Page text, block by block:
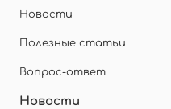
Новости
Полезные статьи
Вопрос-ответ
Новости